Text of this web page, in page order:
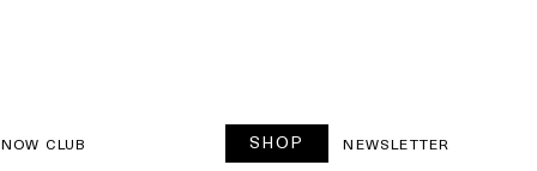
CLUB SHOP NEWSLETTER